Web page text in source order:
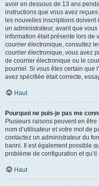
avoir en dessous de 13 ans
instructions que vous avez
les nouvelles inscriptions doivent
un administrateur, avant que
information était présente lors de
courrier électronique, consultez
courrier électronique, vous avez
de courrier électronique ou le
pourriel. Si vous êtes certain que
avez spécifiée était correcte,
Haut
Pourquoi ne puis-je pas me
Plusieurs raisons peuvent en
nom d’utilisateur et votre mot de
contactez un administrateur du
banni. Il est également possible
problème de configuration et
Haut